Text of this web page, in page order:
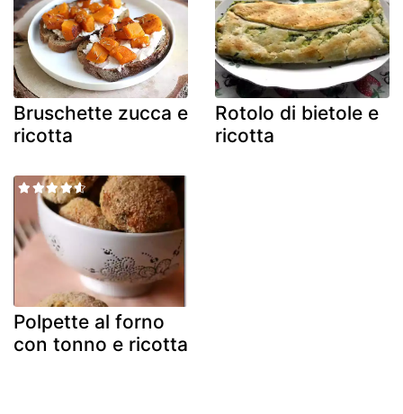
Bruschette zucca e
ricotta
Rotolo di bietole e
ricotta
Polpette al forno
con tonno e ricotta